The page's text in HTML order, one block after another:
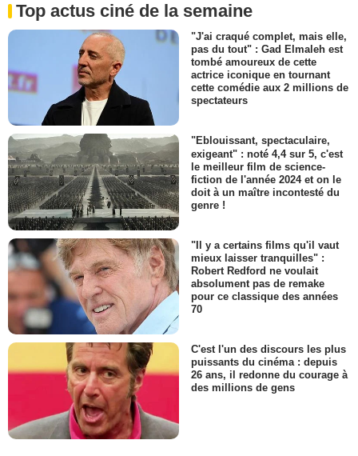
Top actus ciné de la semaine
"J'ai craqué complet, mais elle,
pas du tout" : Gad Elmaleh est
tombé amoureux de cette
actrice iconique en tournant
cette comédie aux 2 millions de
spectateurs
"Eblouissant, spectaculaire,
exigeant" : noté 4,4 sur 5, c'est
le meilleur film de science-
fiction de l'année 2024 et on le
doit à un maître incontesté du
genre !
"Il y a certains films qu'il vaut
mieux laisser tranquilles" :
Robert Redford ne voulait
absolument pas de remake
pour ce classique des années
70
C'est l'un des discours les plus
puissants du cinéma : depuis
26 ans, il redonne du courage à
des millions de gens